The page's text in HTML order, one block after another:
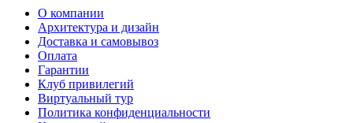
О компании
Архитектура и дизайн
Доставка и самовывоз
Оплата
Гарантии
Клуб привилегий
Виртуальный тур
Политика конфиденциальности